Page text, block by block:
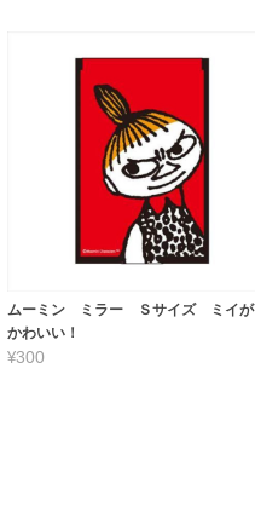
ムーミン ミラー Ｓサイズ ミイが
かわいい！
¥300